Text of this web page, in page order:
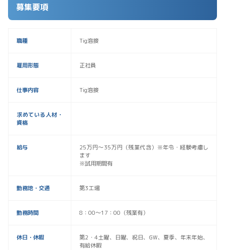
募集要項
職種 Tig溶接
雇用形態 正社員
仕事内容 Tig溶接
求めている人材・
資格
給与
25万円〜35万円（残業代含）※年令・経験考慮し
ます
※試用期間有
勤務地・交通 第3工場
勤務時間 8：00～17：00（残業有）
休日・休暇
第2・4土曜、日曜、祝日、GW、夏季、年末年始、
有給休暇